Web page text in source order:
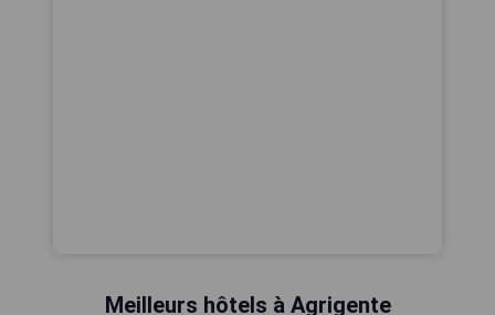
Meilleurs hôtels à Agrigente